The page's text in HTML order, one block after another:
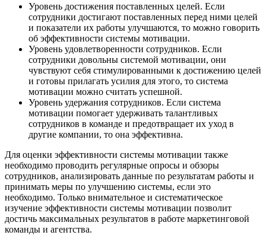
Уровень достижения поставленных целей. Если
сотрудники достигают поставленных перед ними целей
и показатели их работы улучшаются, то можно говорить
об эффективности системы мотивации.
Уровень удовлетворенности сотрудников. Если
сотрудники довольны системой мотивации, они
чувствуют себя стимулированными к достижению целей
и готовы прилагать усилия для этого, то система
мотивации можно считать успешной.
Уровень удержания сотрудников. Если система
мотивации помогает удерживать талантливых
сотрудников в команде и предотвращает их уход в
другие компании, то она эффективна.
Для оценки эффективности системы мотивации также
необходимо проводить регулярные опросы и обзоры
сотрудников, анализировать данные по результатам работы и
принимать меры по улучшению системы, если это
необходимо. Только внимательное и систематическое
изучение эффективности системы мотивации позволит
достичь максимальных результатов в работе маркетинговой
команды и агентства.